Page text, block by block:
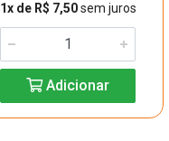
1x de R$ 7,50sem juros
Adicionar